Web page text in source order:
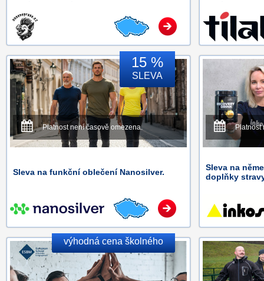
15 %
SLEVA
Platnost není časově omezena.
Sleva na funkční oblečení Nanosilver.
Platnost
Sleva na
doplňky
výhodná cena školného